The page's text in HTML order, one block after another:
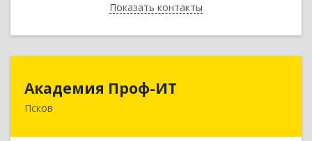
Показать контакты
Назад
Академия Проф-ИТ
Псков
Академия Проф-ИТ
180004, Псковская обл, Псков г, Металлистов